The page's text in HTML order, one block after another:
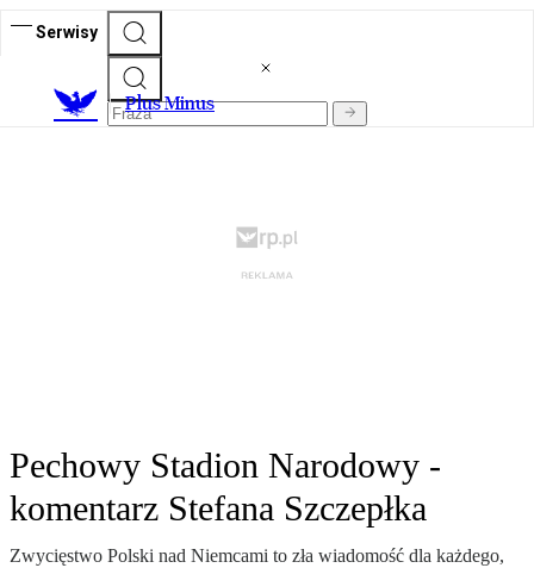
Serwisy
Plus Minus
Pechowy Stadion Narodowy -
komentarz Stefana Szczepłka
Zwycięstwo Polski nad Niemcami to zła wiadomość dla każdego,